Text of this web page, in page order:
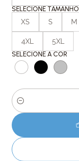
SELECIONE TAMANHO
XS S M
4XL 5XL
SELECIONE A COR
Quantidade